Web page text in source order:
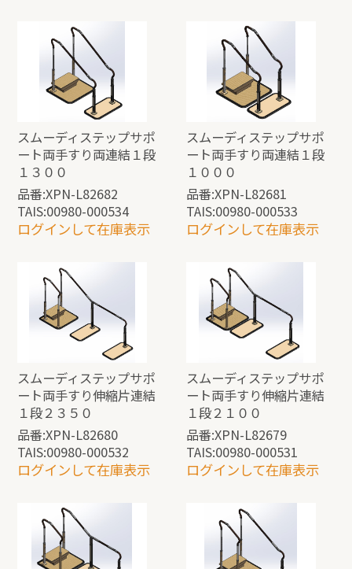
スムーディステップサポ
ート両手すり両連結１段
１３００
品番:XPN-L82682
TAIS:00980-000534
ログインして在庫表示
スムーディステップサポ
ート両手すり両連結１段
１０００
品番:XPN-L82681
TAIS:00980-000533
ログインして在庫表示
スムーディステップサポ
ート両手すり伸縮片連結
１段２３５０
品番:XPN-L82680
TAIS:00980-000532
ログインして在庫表示
スムーディステップサポ
ート両手すり伸縮片連結
１段２１００
品番:XPN-L82679
TAIS:00980-000531
ログインして在庫表示